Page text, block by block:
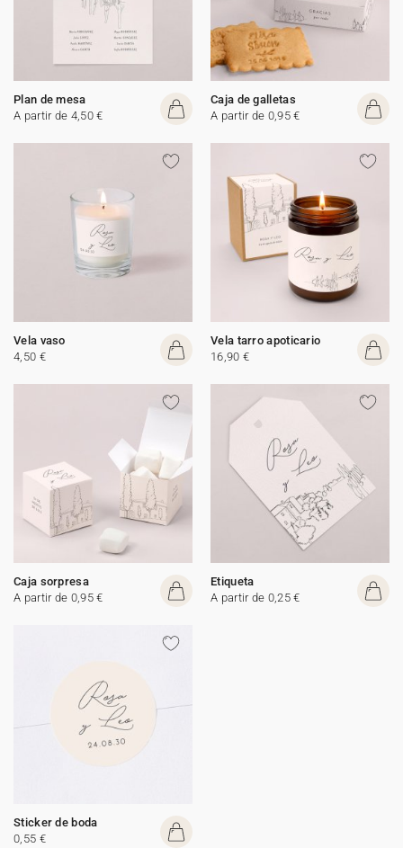
Plan de mesa
A partir de 4,50 €
Caja de galletas
A partir de 0,95 €
Vela vaso
4,50 €
Vela tarro apoticario
16,90 €
Caja sorpresa
A partir de 0,95 €
Etiqueta
A partir de 0,25 €
Sticker de boda
0,55 €